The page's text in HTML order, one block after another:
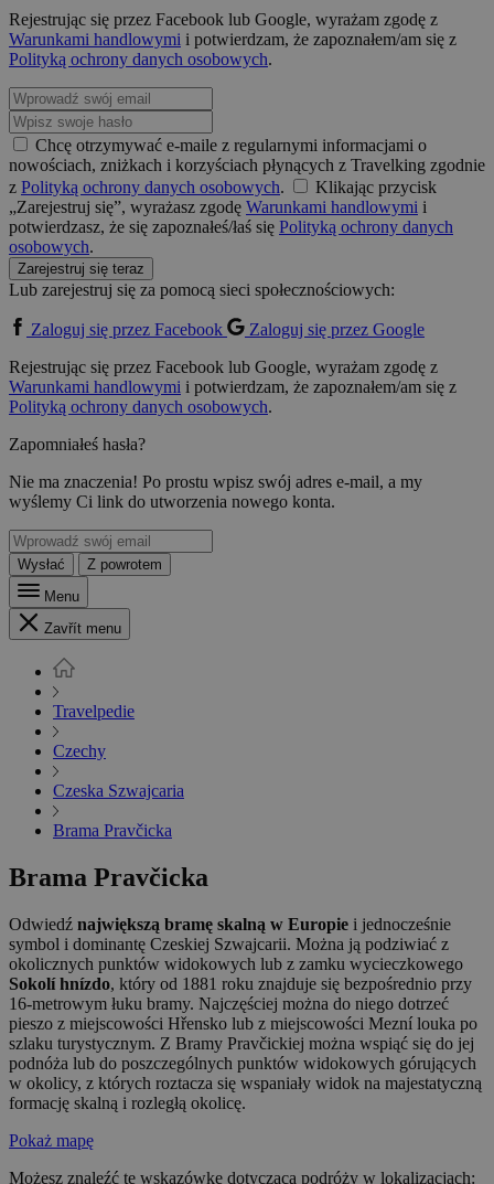
Rejestrując się przez Facebook lub Google, wyrażam zgodę z
Warunkami handlowymi i potwierdzam, że zapoznałem/am się z
Polityką ochrony danych osobowych.
Chcę otrzymywać e-maile z regularnymi informacjami o
nowościach, zniżkach i korzyściach płynących z Travelking zgodnie
z Polityką ochrony danych osobowych.
Klikając przycisk
„Zarejestruj się”, wyrażasz zgodę Warunkami handlowymi i
potwierdzasz, że się zapoznałeś/łaś się Polityką ochrony danych
osobowych.
Zarejestruj się teraz
Lub zarejestruj się za pomocą sieci społecznościowych:
Zaloguj się przez Facebook
Zaloguj się przez Google
Rejestrując się przez Facebook lub Google, wyrażam zgodę z
Warunkami handlowymi i potwierdzam, że zapoznałem/am się z
Polityką ochrony danych osobowych.
Zapomniałeś hasła?
Nie ma znaczenia! Po prostu wpisz swój adres e-mail, a my
wyślemy Ci link do utworzenia nowego konta.
Wysłać
Z powrotem
Menu
Zavřít menu
Travelpedie
Czechy
Czeska Szwajcaria
Brama Pravčicka
Brama Pravčicka
Odwiedź największą bramę skalną w Europie i jednocześnie
symbol i dominantę Czeskiej Szwajcarii. Można ją podziwiać z
okolicznych punktów widokowych lub z zamku wycieczkowego
Sokolí hnízdo, który od 1881 roku znajduje się bezpośrednio przy
16-metrowym łuku bramy. Najczęściej można do niego dotrzeć
pieszo z miejscowości Hřensko lub z miejscowości Mezní louka po
szlaku turystycznym. Z Bramy Pravčickiej można wspiąć się do jej
podnóża lub do poszczególnych punktów widokowych górujących
w okolicy, z których roztacza się wspaniały widok na majestatyczną
formację skalną i rozległą okolicę.
Pokaż mapę
Możesz znaleźć tę wskazówkę dotyczącą podróży w lokalizacjach: